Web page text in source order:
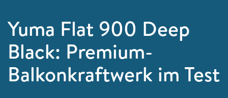
Yuma Flat 900 Deep
Black: Premium-
Balkonkraftwerk im Test